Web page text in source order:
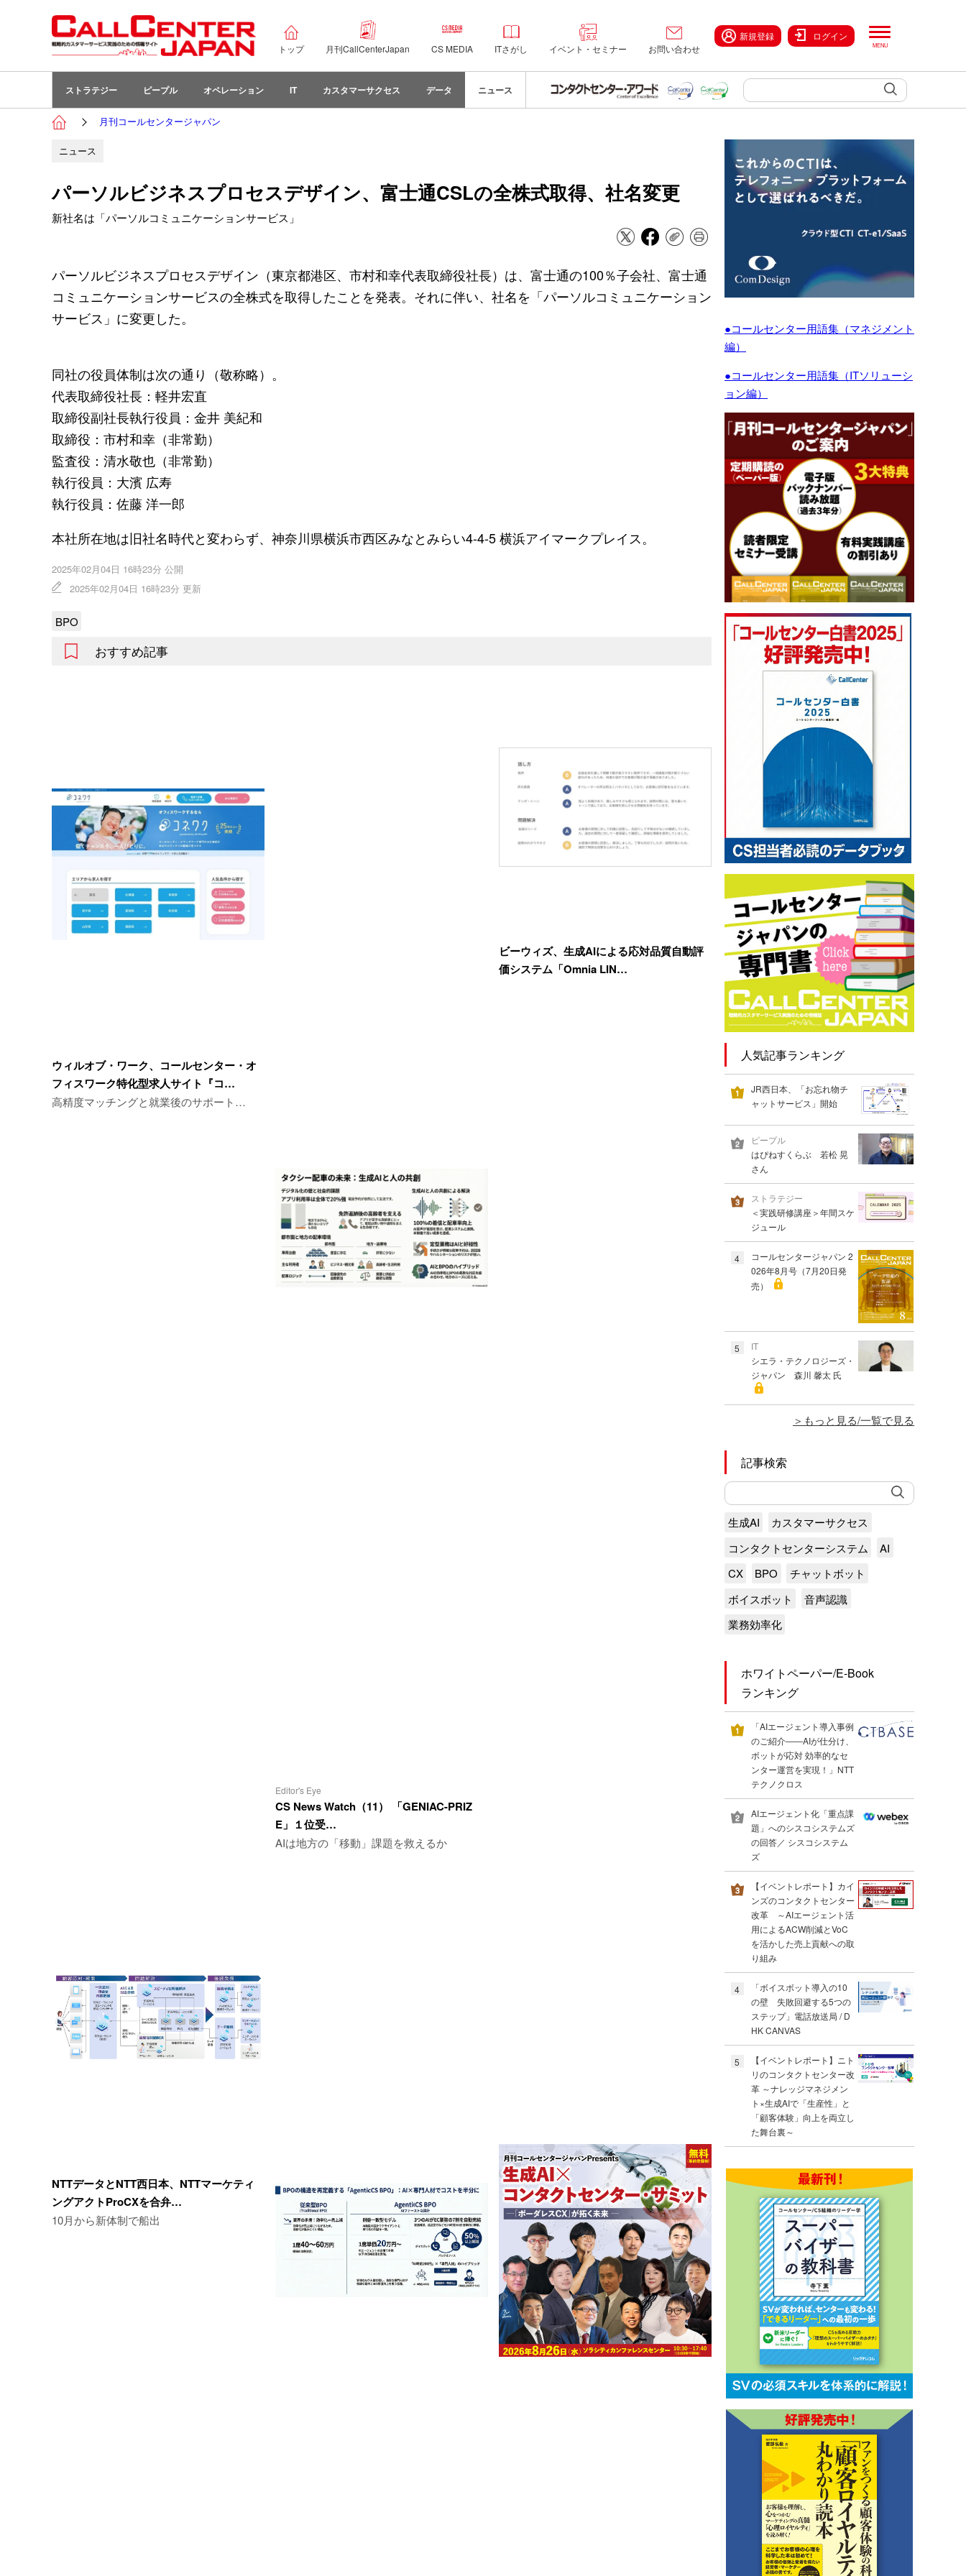
トップ 月刊CallCenterJapan CS MEDIA ITさがし イベント・セミナー お問い合わせ
新規登録 ログイン
ストラテジー ピープル オペレーション IT カスタマーサクセス データ ニュース
月刊コールセンタージャパン
ニュース
パーソルビジネスプロセスデザイン、富士通CSLの全株式取得、社名変更
新社名は「パーソルコミュニケーションサービス」
パーソルビジネスプロセスデザイン（東京都港区、市村和幸代表取締役社長）は、富士通の100％子会社、富士通
コミュニケーションサービスの全株式を取得したことを発表。それに伴い、社名を「パーソルコミュニケーション
サービス」に変更した。
同社の役員体制は次の通り（敬称略）。
代表取締役社長：軽井宏直
取締役副社長執行役員：金井 美紀和
取締役：市村和幸（非常勤）
監査役：清水敬也（非常勤）
執行役員：大濱 広寿
執行役員：佐藤 洋一郎
本社所在地は旧社名時代と変わらず、神奈川県横浜市西区みなとみらい4-4-5 横浜アイマークプレイス。
2025年02月04日 16時23分 公開
2025年02月04日 16時23分 更新
BPO
おすすめ記事
ウィルオブ・ワーク、コールセンター・オ
フィスワーク特化型求人サイト『コ…
高精度マッチングと就業後のサポート…
Editor's Eye
CS News Watch（11） 「GENIAC-PRIZ
E」１位受…
AIは地方の「移動」課題を救えるか
ビーウィズ、生成AIによる応対品質自動評
価システム「Omnia LIN…
NTTデータとNTT西日本、NTTマーケティ
ングアクトProCXを合弁…
10月から新体制で船出
●コールセンター用語集（マネジメント
編）
●コールセンター用語集（ITソリューシ
ョン編）
人気記事ランキング
JR西日本、「お忘れ物チ
ャットサービス」開始
ピープル
はぴねすくらぶ 若松 晃
さん
ストラテジー
＜実践研修講座＞年間スケ
ジュール
4
コールセンタージャパン 2
026年8月号（7月20日発
売）
5
IT
シエラ・テクノロジーズ・
ジャパン 森川 馨太 氏
もっと見る/一覧で見る
記事検索
生成AI
カスタマーサクセス
コンタクトセンターシステム
AI
CX
BPO
チャットボット
ボイスボット
音声認識
業務効率化
ホワイトペーパー/E-Book
ランキング
「AIエージェント導入事例
のご紹介――AIが仕分け、
ボットが応対 効率的なセ
ンター運営を実現！」NTT
テクノクロス
AIエージェント化「重点課
題」へのシスコシステムズ
の回答／ シスコシステム
ズ
【イベントレポート】カイ
ンズのコンタクトセンター
改革 ～AIエージェント活
用によるACW削減とVoC
を活かした売上貢献への取
り組み
4
「ボイスボット導入の10
の壁 失敗回避する5つの
ステップ」電話放送局 / D
HK CANVAS
5
【イベントレポート】ニト
リのコンタクトセンター改
革 ～ナレッジマネジメン
ト×生成AIで「生産性」と
「顧客体験」向上を両立し
た舞台裏～